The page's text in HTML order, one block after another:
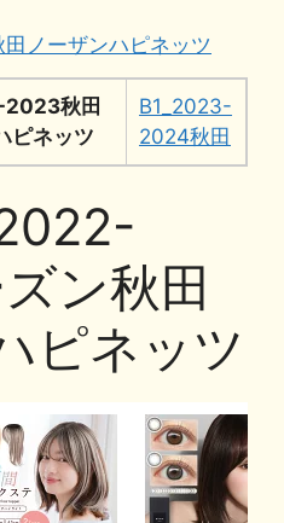
e
p
y
Li
n
k
ai
l
田ノーザンハピネッツ
秋田
ピネッツ
B1_2023-
2024秋田
ン秋田
ピネッツ